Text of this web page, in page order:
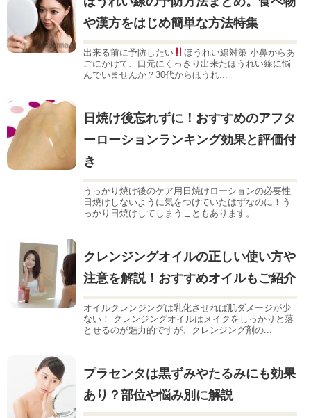
や漢方をはじめ簡単な方法特集
出来る前に予防したい
ほうれい線対策 小鼻からあ
ごにかけて、口元にくっきり出来たほうれい線に悩
んでいませんか？30代からほうれ...
日焼け後忘れずに！おすすめのアフタ
ーローションランキング効果と評価付
き
うっかり焼け後のケア用日焼けローションの必要性
日焼けしないように気をつけていたはずなのに！う
っかり日焼けしてしまうこともあります。 ...
クレンジングオイルの正しい使い方や
注意を解説！おすすめオイルもご紹介
オイルクレンジングは乳化させれば肌ダメージが少
ない！ クレンジングオイルはメイクをしっかりと落
とせるのが魅力的ですが、クレンジング剤の...
プラセンタは黒ずみやたるみにも効果
あり？部位や悩み別に解説